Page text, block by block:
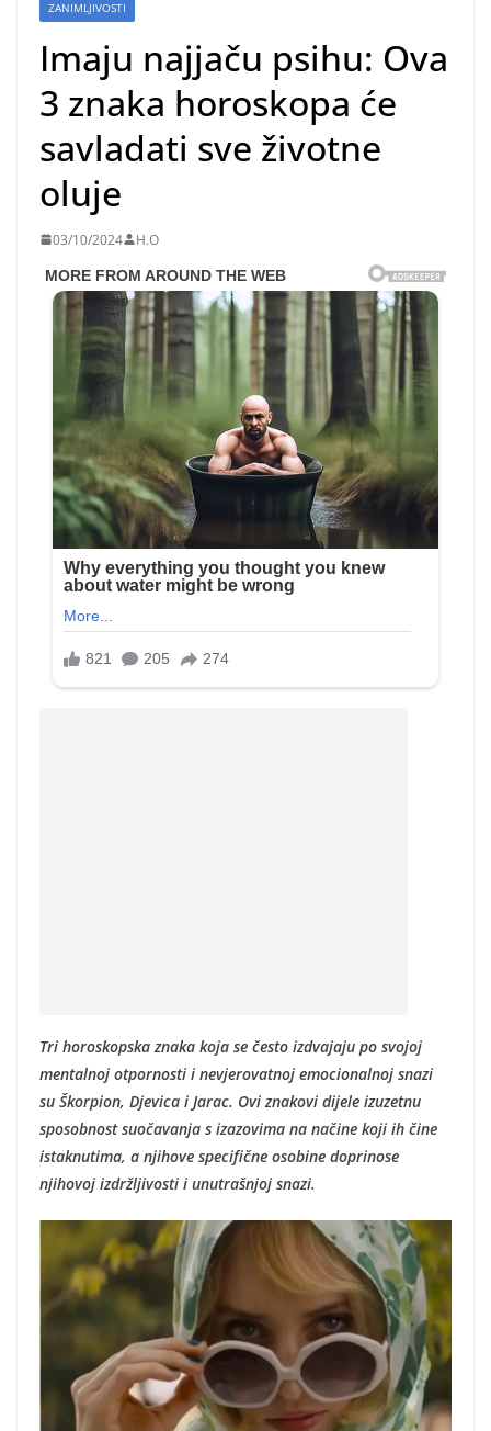
ZANIMLJIVOSTI
Imaju najjaču psihu: Ova
3 znaka horoskopa će
savladati sve životne
oluje
03/10/2024 H.O
Tri horoskopska znaka koja se često izdvajaju po svojoj
mentalnoj otpornosti i nevjerovatnoj emocionalnoj snazi
su Škorpion, Djevica i Jarac. Ovi znakovi dijele izuzetnu
sposobnost suočavanja s izazovima na načine koji ih čine
istaknutima, a njihove specifične osobine doprinose
njihovoj izdržljivosti i unutrašnjoj snazi.